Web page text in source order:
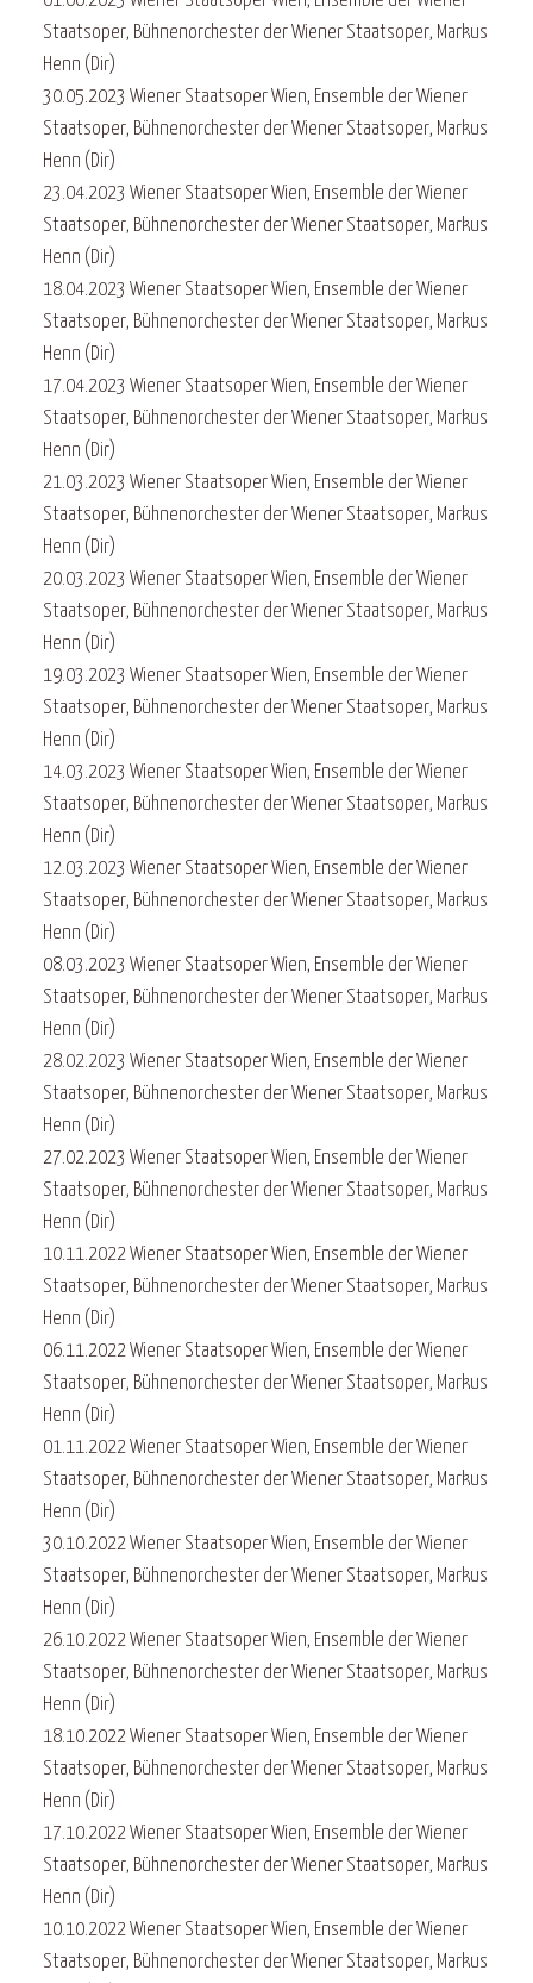
Staatsoper, Bühnenorchester der Wiener Staatsoper, Markus
Henn (Dir)
30.05.2023 Wiener Staatsoper Wien, Ensemble der Wiener
Staatsoper, Bühnenorchester der Wiener Staatsoper, Markus
Henn (Dir)
23.04.2023 Wiener Staatsoper Wien, Ensemble der Wiener
Staatsoper, Bühnenorchester der Wiener Staatsoper, Markus
Henn (Dir)
18.04.2023 Wiener Staatsoper Wien, Ensemble der Wiener
Staatsoper, Bühnenorchester der Wiener Staatsoper, Markus
Henn (Dir)
17.04.2023 Wiener Staatsoper Wien, Ensemble der Wiener
Staatsoper, Bühnenorchester der Wiener Staatsoper, Markus
Henn (Dir)
21.03.2023 Wiener Staatsoper Wien, Ensemble der Wiener
Staatsoper, Bühnenorchester der Wiener Staatsoper, Markus
Henn (Dir)
20.03.2023 Wiener Staatsoper Wien, Ensemble der Wiener
Staatsoper, Bühnenorchester der Wiener Staatsoper, Markus
Henn (Dir)
19.03.2023 Wiener Staatsoper Wien, Ensemble der Wiener
Staatsoper, Bühnenorchester der Wiener Staatsoper, Markus
Henn (Dir)
14.03.2023 Wiener Staatsoper Wien, Ensemble der Wiener
Staatsoper, Bühnenorchester der Wiener Staatsoper, Markus
Henn (Dir)
12.03.2023 Wiener Staatsoper Wien, Ensemble der Wiener
Staatsoper, Bühnenorchester der Wiener Staatsoper, Markus
Henn (Dir)
08.03.2023 Wiener Staatsoper Wien, Ensemble der Wiener
Staatsoper, Bühnenorchester der Wiener Staatsoper, Markus
Henn (Dir)
28.02.2023 Wiener Staatsoper Wien, Ensemble der Wiener
Staatsoper, Bühnenorchester der Wiener Staatsoper, Markus
Henn (Dir)
27.02.2023 Wiener Staatsoper Wien, Ensemble der Wiener
Staatsoper, Bühnenorchester der Wiener Staatsoper, Markus
Henn (Dir)
10.11.2022 Wiener Staatsoper Wien, Ensemble der Wiener
Staatsoper, Bühnenorchester der Wiener Staatsoper, Markus
Henn (Dir)
06.11.2022 Wiener Staatsoper Wien, Ensemble der Wiener
Staatsoper, Bühnenorchester der Wiener Staatsoper, Markus
Henn (Dir)
01.11.2022 Wiener Staatsoper Wien, Ensemble der Wiener
Staatsoper, Bühnenorchester der Wiener Staatsoper, Markus
Henn (Dir)
30.10.2022 Wiener Staatsoper Wien, Ensemble der Wiener
Staatsoper, Bühnenorchester der Wiener Staatsoper, Markus
Henn (Dir)
26.10.2022 Wiener Staatsoper Wien, Ensemble der Wiener
Staatsoper, Bühnenorchester der Wiener Staatsoper, Markus
Henn (Dir)
18.10.2022 Wiener Staatsoper Wien, Ensemble der Wiener
Staatsoper, Bühnenorchester der Wiener Staatsoper, Markus
Henn (Dir)
17.10.2022 Wiener Staatsoper Wien, Ensemble der Wiener
Staatsoper, Bühnenorchester der Wiener Staatsoper, Markus
Henn (Dir)
10.10.2022 Wiener Staatsoper Wien, Ensemble der Wiener
Staatsoper, Bühnenorchester der Wiener Staatsoper, Markus